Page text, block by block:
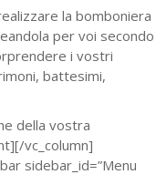
la bomboniera
per voi secondo
i vostri
battesimi,
della vostra
vc_column]
sidebar_id=”Menu